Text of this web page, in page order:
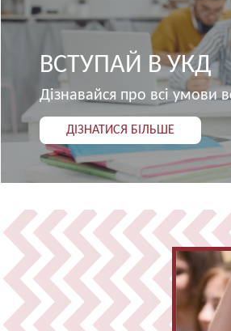
ВСТУПАЙ В УКД
Дізнавайся про всі умови